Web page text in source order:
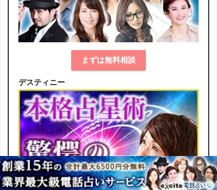
まずは無料相談
デスティニー